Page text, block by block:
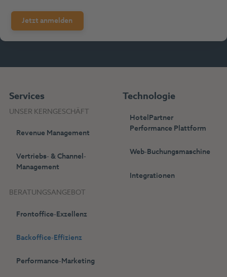
Services
UNSER KERNGESCHÄFT
Revenue Management
Vertriebs- & Channel-
Management
BERATUNGSANGEBOT
Frontoffice-Exzellenz
Backoffice-Effizienz
Performance-Marketing
Technologie
HotelPartner
Performance Plattform
Web-Buchungsmaschine
Integrationen